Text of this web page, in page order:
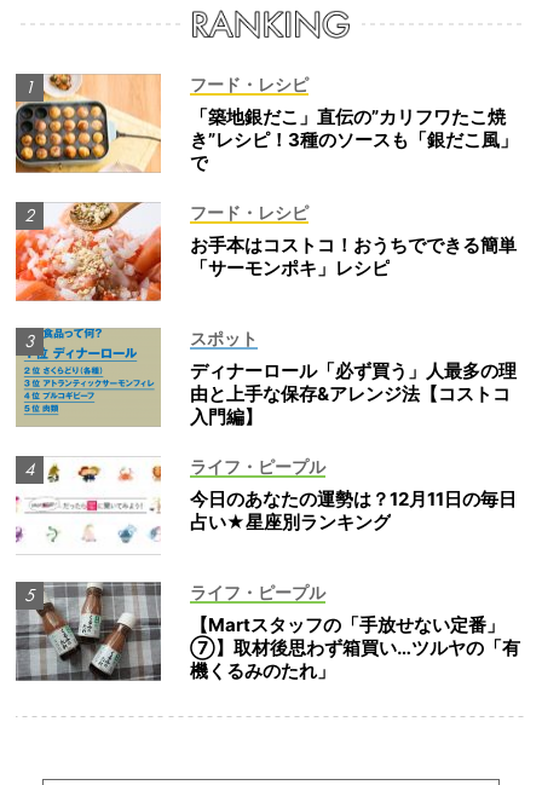
フード・レシピ
「築地銀だこ」直伝の”カリフワたこ焼
き”レシピ！3種のソースも「銀だこ風」
で
フード・レシピ
お手本はコストコ！おうちでできる簡単
「サーモンポキ」レシピ
スポット
ディナーロール「必ず買う」人最多の理
由と上手な保存&アレンジ法【コストコ
入門編】
ライフ・ピープル
今日のあなたの運勢は？12月11日の毎日
占い★星座別ランキング
ライフ・ピープル
【Martスタッフの「手放せない定番」
⑦】取材後思わず箱買い…ツルヤの「有
機くるみのたれ」